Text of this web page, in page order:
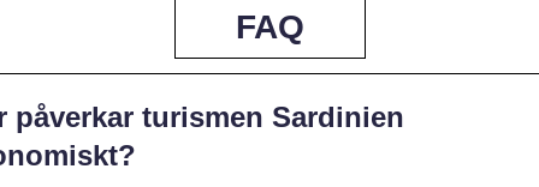
FAQ
påverkar turismen Sardinien